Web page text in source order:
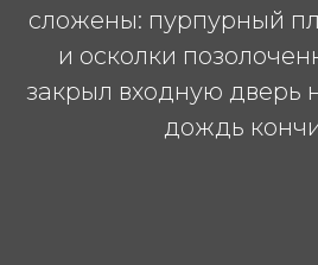
сложены: пурпурный
и осколки
закрыл входную дверь
дождь